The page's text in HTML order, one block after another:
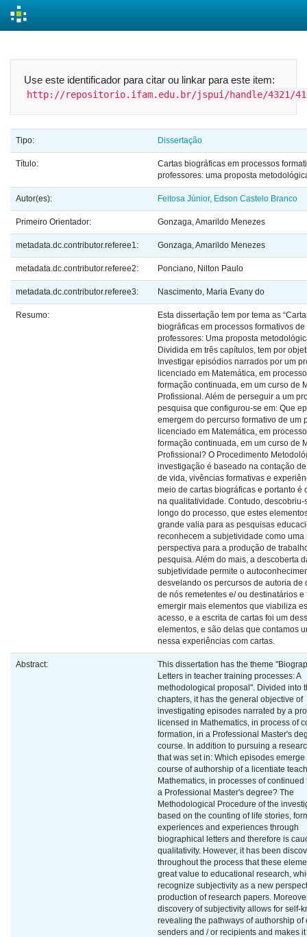
Use este identificador para citar ou linkar para este item:
http://repositorio.ifam.edu.br/jspui/handle/4321/
Tipo: Dissertação
Título:
Cartas biográficas em processos
professores: uma proposta
Autor(es): Feitosa Júnior, Edson Castelo Branco
Primeiro Orientador: Gonzaga, Amarildo Menezes
metadata.dc.contributor.referee1: Gonzaga, Amarildo Menezes
metadata.dc.contributor.referee2: Ponciano, Nilton Paulo
metadata.dc.contributor.referee3: Nascimento, Maria Evany do
Resumo:
Esta dissertação tem por tema as
biográficas em processos formativos de
professores: Uma proposta
Dividida em três capítulos, tem por
Investigar episódios narrados por um
licenciado em Matemática, em
formação continuada, em um curso de
Profissional. Além de perseguir a um
pesquisa que configurou-se em: Que
emergem do percurso formativo de um
licenciado em Matemática, em
formação continuada, em um curso de
Profissional? O Procedimento
investigação é baseado na contação
de vida, vivências formativas e
meio de cartas biográficas e portanto é
na qualitatividade. Contudo, descobriu-
longo do processo, que estes
grande valia para as pesquisas
reconhecem a subjetividade como uma
perspectiva para a produção de
pesquisa. Além do mais, a descoberta
subjetividade permite o
desvelando os percursos de autoria de
de nós remetentes e/ ou destinatários e
emergir mais elementos que viabiliza
acesso, e a escrita de cartas foi um
elementos, e são delas que contamos
nessa experiências com cartas.
Abstract:
This dissertation has the theme
Letters in teacher training processes: A
methodological proposal". Divided into
chapters, it has the general objective of
investigating episodes narrated by a
licensed in Mathematics, in process of
formation, in a Professional Master's
course. In addition to pursuing a
that was set in: Which episodes emerge
course of authorship of a licentiate
Mathematics, in processes of
a Professional Master's degree? The
Methodological Procedure of the
based on the counting of life stories,
experiences and experiences through
biographical letters and therefore is
qualitativity. However, it has been
throughout the process that these
great value to educational research,
recognize subjectivity as a new
production of research papers.
discovery of subjectivity allows for self-
revealing the pathways of authorship of
senders and / or recipients and makes